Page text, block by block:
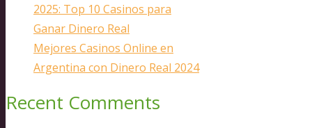
2025: Top 10 Casinos para
Ganar Dinero Real
Mejores Casinos Online en
Argentina con Dinero Real 2024
Recent Comments